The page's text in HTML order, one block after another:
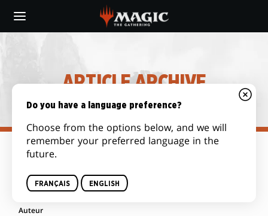
main
ARTICLE ARCHIVE
Auteur
Do you have a language preference?
Choose from the options below, and we will
remember your preferred language in the
future.
FRANÇAIS ENGLISH